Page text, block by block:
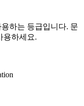
하는 등급입니다. 문
용하세요.